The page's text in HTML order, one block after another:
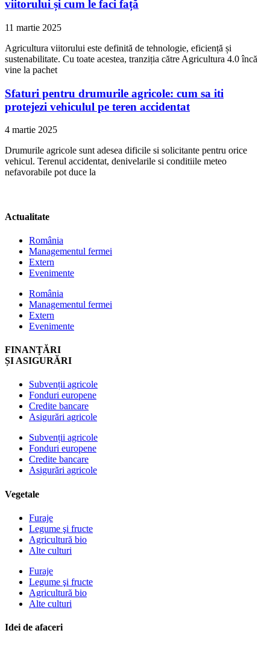
viitorului și cum le faci față
11 martie 2025
Agricultura viitorului este definită de tehnologie, eficiență și
sustenabilitate. Cu toate acestea, tranziția către Agricultura 4.0 încă
vine la pachet
Sfaturi pentru drumurile agricole: cum sa iti
protejezi vehiculul pe teren accidentat
4 martie 2025
Drumurile agricole sunt adesea dificile si solicitante pentru orice
vehicul. Terenul accidentat, denivelarile si conditiile meteo
nefavorabile pot duce la
Actualitate
România
Managementul fermei
Extern
Evenimente
România
Managementul fermei
Extern
Evenimente
FINANȚĂRI
ȘI ASIGURĂRI
Subvenții agricole
Fonduri europene
Credite bancare
Asigurări agricole
Subvenții agricole
Fonduri europene
Credite bancare
Asigurări agricole
Vegetale
Furaje
Legume şi fructe
Agricultură bio
Alte culturi
Furaje
Legume şi fructe
Agricultură bio
Alte culturi
Idei de afaceri